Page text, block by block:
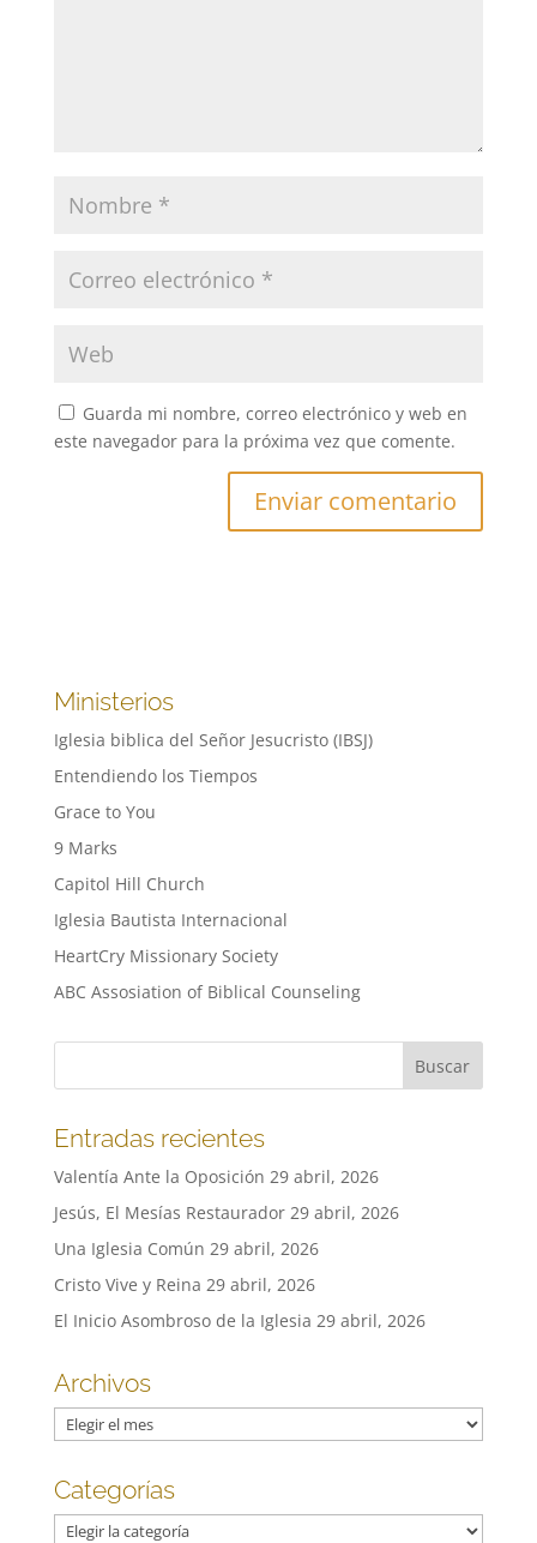
Guarda mi nombre, correo electrónico y web en
este navegador para la próxima vez que comente.
Ministerios
Iglesia biblica del Señor Jesucristo (IBSJ)
Entendiendo los Tiempos
Grace to You
9 Marks
Capitol Hill Church
Iglesia Bautista Internacional
HeartCry Missionary Society
ABC Assosiation of Biblical Counseling
Entradas recientes
Valentía Ante la Oposición 29 abril, 2026
Jesús, El Mesías Restaurador 29 abril, 2026
Una Iglesia Común 29 abril, 2026
Cristo Vive y Reina 29 abril, 2026
El Inicio Asombroso de la Iglesia 29 abril, 2026
Archivos
Archivos
Categorías
Categorías